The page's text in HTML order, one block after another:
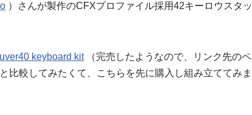
）さんが製作のCFXプロファイル採用42キーロウスタッ
keyboard kit（完売したようなので、リンク先のペ
比較してみたくて、こちらを先に購入し組み立ててみま